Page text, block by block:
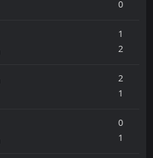
0
1
2
2
1
0
1